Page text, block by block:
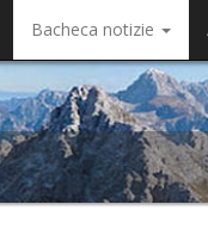
Bacheca notizie